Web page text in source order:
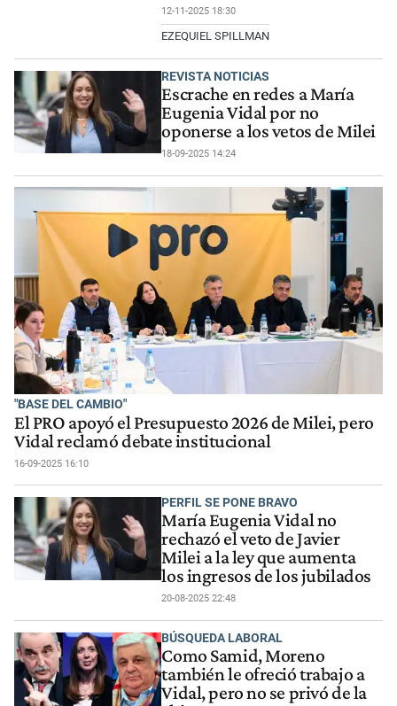
12-11-2025 18:30
EZEQUIEL SPILLMAN
REVISTA NOTICIAS
Escrache en redes a María
Eugenia Vidal por no
oponerse a los vetos de Milei
18-09-2025 14:24
"BASE DEL CAMBIO"
El PRO apoyó el Presupuesto 2026 de Milei, pero
Vidal reclamó debate institucional
16-09-2025 16:10
PERFIL SE PONE BRAVO
María Eugenia Vidal no
rechazó el veto de Javier
Milei a la ley que aumenta
los ingresos de los jubilados
20-08-2025 22:48
BÚSQUEDA LABORAL
Como Samid, Moreno
también le ofreció trabajo a
Vidal, pero no se privó de la